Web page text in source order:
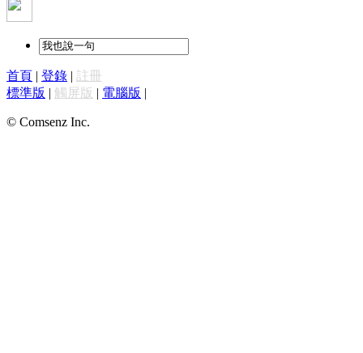
首頁 | 登錄 | 註冊
標準版 | 觸屏版 | 電腦版 |
© Comsenz Inc.